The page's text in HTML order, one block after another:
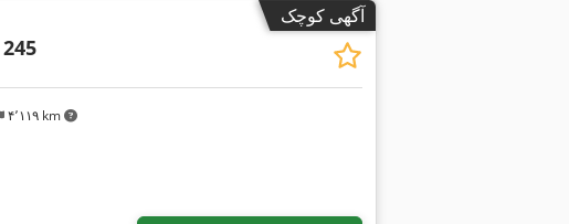
آگهی کوچک
۴٬۱۱۹ km
245